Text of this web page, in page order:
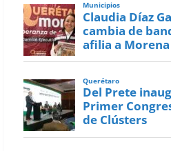
Municipios
Claudia Díaz
cambia de
afilia a Morena
Querétaro
Del Prete
Primer
de Clústers